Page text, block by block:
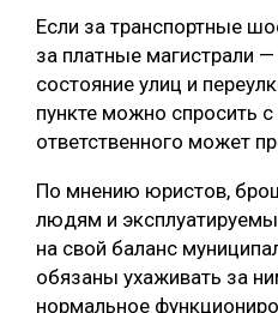
Если за транспортные
за платные магистрали
состояние улиц и
пункте можно спросить
ответственного может
По мнению юристов,
людям и
на свой баланс
обязаны ухаживать за
нормальное